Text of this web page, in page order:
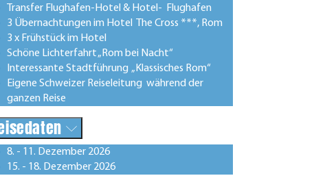
Transfer Flughafen-Hotel & Hotel- Flughafen
3 Übernachtungen im Hotel The Cross ***, Rom
3 x Frühstück im Hotel
Schöne Lichterfahrt „Rom bei Nacht“
Interessante Stadtführung „Klassisches Rom“
Eigene Schweizer Reiseleitung während der
ganzen Reise
8. - 11. Dezember 2026
15. - 18. Dezember 2026